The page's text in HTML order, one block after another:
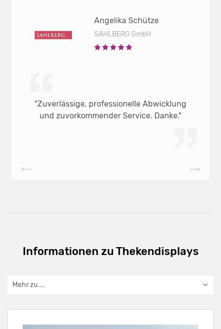
Angelika Schütze
SAHLBERG GmbH
"Zuverlässige, professionelle Abwicklung
und zuvorkommender Service. Danke."
Informationen zu Thekendisplays
Mehr zu ...